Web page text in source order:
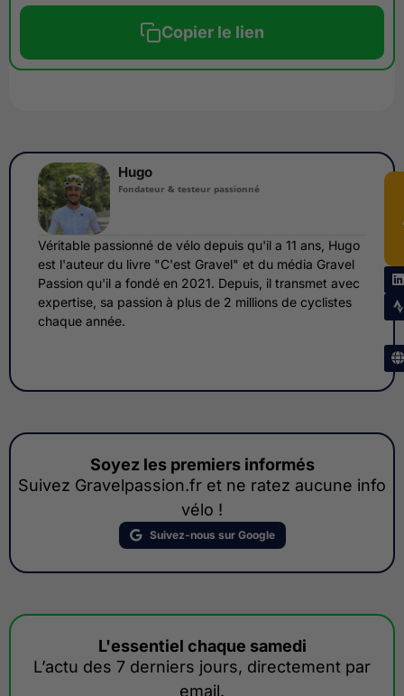
Copier le lien
Hugo
Fondateur & testeur passionné
Véritable passionné de vélo depuis qu'il a 11 ans, Hugo
est l'auteur du livre "C'est Gravel" et du média Gravel
Passion qu'il a fondé en 2021. Depuis, il transmet avec
expertise, sa passion à plus de 2 millions de cyclistes
chaque année.
Soyez les premiers informés
Suivez Gravelpassion.fr et ne ratez aucune info
vélo !
Suivez-nous sur Google
L'essentiel chaque samedi
L’actu des 7 derniers jours, directement par
email.